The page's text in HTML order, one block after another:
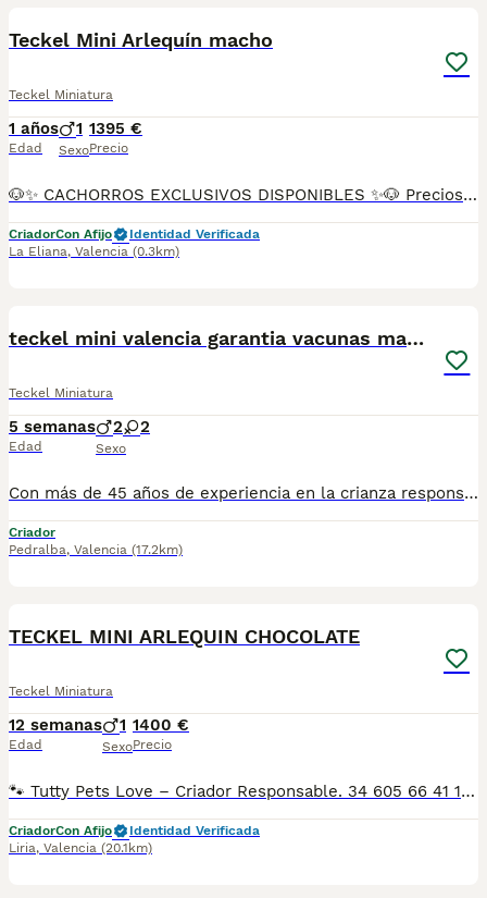
Teckel Mini Arlequín macho
Teckel Miniatura
1 años
Edad
1
Sexo
1395 €
Precio
🐶✨ CACHORROS EXCLUSIVOS DISPONIBLES ✨🐶 Preciosos cachorros criados en ambiente familiar, rodeados de amor y cuidados desde el primer día ❤️ Totalmente socializados, cariñosos y acostumbrados al contacto con personas. 📦 Se entregan con todas las garantías: ✔️ Cartilla sanitaria ✔️ Vacunación al día 💉 ✔️ Desparasitación completa ✅ ✔️ Garantía vírica 😷 ✔️ Garantía congénita 👌 ✔️ Contrato de entrega ✍️ 📸 Síguenos en Instagram: @fincapaunais para ver fotos y vídeos reales ⚠️ Disponibilidad limitada ⚠️ Se reservan rápido. 📲 Contacto directo por WhatsApp: 671 454 202 Solo personas responsables
CriadorCon Afijo
Identidad Verificada
La Eliana, Valencia (0.3km)
teckel mini valencia garantia vacunas madrid
Teckel Miniatura
5 semanas
Edad
2 2
Sexo
Con más de 45 años de experiencia en la crianza responsable, criamos nuestros Teckel Miniatura con todo el cariño y dedicación que merecen. Nuestros cachorros nacen y crecen en un entorno familiar, rodeados de amor, atención y una correcta socialización desde sus primeros días de vida. Nuestro objetivo es criar perros sanos, equilibrados y con un excelente temperamento. Se entregan con: Toda la documentación sanitaria al día. Identificación mediante microchip. Vacunaciones y desparasitaciones correspondientes a su edad. Revisión veterinaria. Contrato de compra con garantías. Kit de bienvenida con sus pertenencias para facilitar su adaptación a su nuevo hogar. Si buscas un compañero para toda la vida, criado con responsabilidad, experiencia y mucho amor, estaremos encantados de ayudarte a encontrar el cachorro ideal. Solo familias responsables y comprometidas con el bienestar de sus mascotas. web: www.simagueteckel.com
Criador
Pedralba, Valencia (17.2km)
TECKEL MINI ARLEQUIN CHOCOLATE
Teckel Miniatura
12 semanas
Edad
1
Sexo
1400 €
Precio
🐾 Tutty Pets Love – Criador Responsable. 34 605 66 41 16 Whastapp y llamadas En Tutty Pets Love trabajamos con pasión y responsabilidad para ofrecer cachorros sanos, equilibrados y con todas las garantías. ✅ Vacunas correspondientes a su edad. ✅ Cartilla veterinaria. ✅ Desparasitación interna y externa. ✅ Pasaporte y microchip. ✅ Garantías víricas y congénitas. ✅ Contrato de compraventa sellado por la empresa. ✅ Envíos a toda la península (según kilometraje). ✅ Financiación personalizada de 6 a 48 meses, con y sin intereses. 💳 Financiación disponible. Consulta cómodas cuotas adaptadas a tus necesidades. 📞 34 605 66 41 16 Whastapp y llamadas 🌐 www.tuttypetslove.es 🐶 Tutty Pets Love, donde nacen grandes compañeros.
CriadorCon Afijo
Identidad Verificada
Liria, Valencia (20.1km)